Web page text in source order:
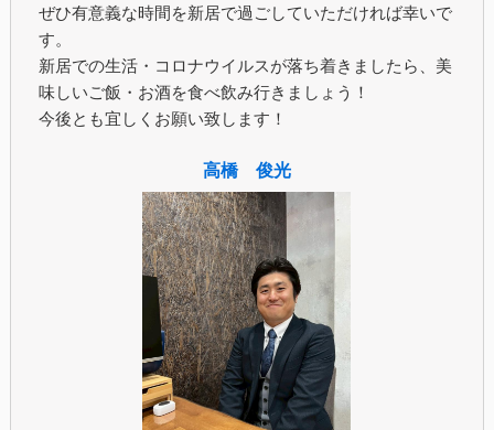
ぜひ有意義な時間を新居で過ごしていただければ幸いで
す。
新居での生活・コロナウイルスが落ち着きましたら、美
味しいご飯・お酒を食べ飲み行きましょう！
今後とも宜しくお願い致します！
高橋 俊光